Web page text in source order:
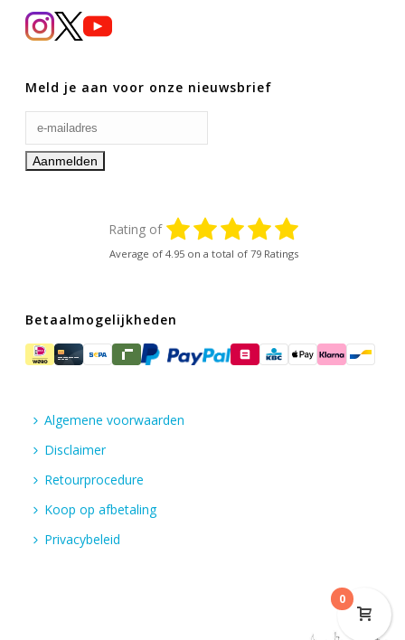
Meld je aan voor onze nieuwsbrief
Rating of
Average of 4.95 on a total of 79 Ratings
Betaalmogelijkheden
Algemene voorwaarden
Disclaimer
Retourprocedure
Koop op afbetaling
Privacybeleid
0